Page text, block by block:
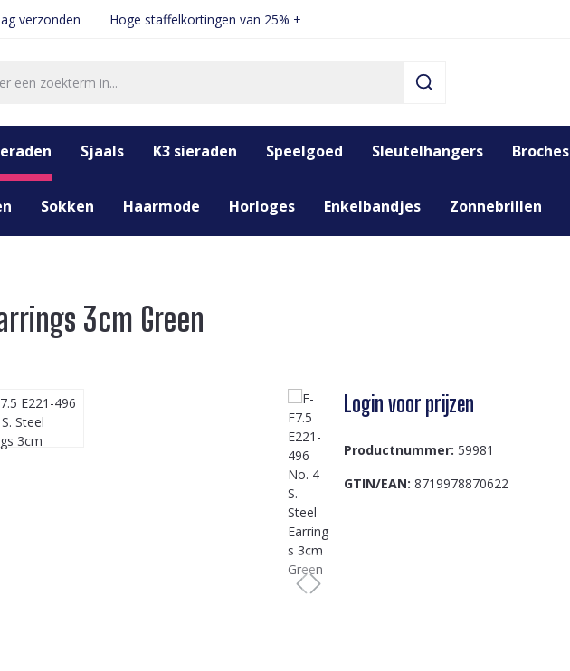
verzonden Hoge staffelkortingen van 25% +
Sjaals K3 sieraden Speelgoed Sleutelhangers Broches
Sokken Haarmode Horloges Enkelbandjes Zonnebrillen
3cm Green
Login voor prijzen
Productnummer: 59981
GTIN/EAN: 8719978870622